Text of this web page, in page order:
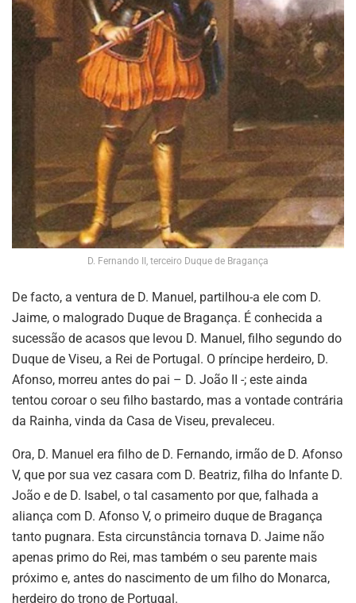
D. Fernando II, terceiro Duque de Bragança
De facto, a ventura de D. Manuel, partilhou-a ele com D.
Jaime, o malogrado Duque de Bragança. É conhecida a
sucessão de acasos que levou D. Manuel, filho segundo do
Duque de Viseu, a Rei de Portugal. O príncipe herdeiro, D.
Afonso, morreu antes do pai – D. João II -; este ainda
tentou coroar o seu filho bastardo, mas a vontade contrária
da Rainha, vinda da Casa de Viseu, prevaleceu.
Ora, D. Manuel era filho de D. Fernando, irmão de D. Afonso
V, que por sua vez casara com D. Beatriz, filha do Infante D.
João e de D. Isabel, o tal casamento por que, falhada a
aliança com D. Afonso V, o primeiro duque de Bragança
tanto pugnara. Esta circunstância tornava D. Jaime não
apenas primo do Rei, mas também o seu parente mais
próximo e, antes do nascimento de um filho do Monarca,
herdeiro do trono de Portugal.